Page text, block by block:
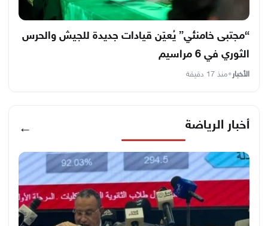
“مجتبى خامنئي” يُعيّن قيادات جديدة للجيش والحرس
الثوري في 6 مراسيم
الأخبار•منذ 17 دقيقة
أخبار الرياضة ←